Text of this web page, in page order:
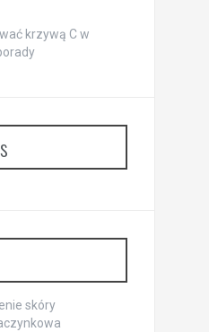
krzywą C w
skóry